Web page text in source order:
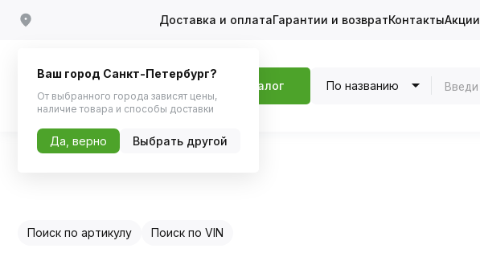
Доставка и оплатаГарантии и возвратКонтактыАкции
Каталог По названию
Поиск по артикулу Поиск по VIN
Ваш город Санкт-Петербург?
От выбранного города зависят цены,
наличие товара и способы доставки
Да, верно Выбрать другой